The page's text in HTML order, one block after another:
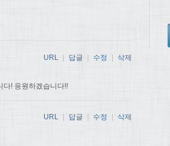
다! 응원하겠습니다!!
URL | 답글 | 수정 | 삭제
URL 답글 수정 삭제